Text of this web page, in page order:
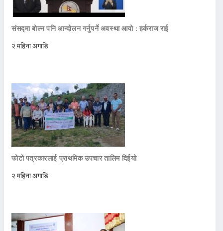
संसद्मा बोल्न पनि आन्दोलन गर्नुपर्ने अवस्था आयो : हर्कराज राई
२ महिना अगाडि
फोटो पत्रकारलाई प्राथमिक उपचार तालिम दिईयो
२ महिना अगाडि